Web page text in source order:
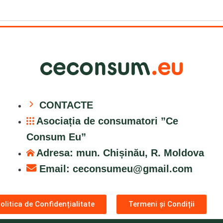
CONTACTE
Asociația de consumatori ”Ce
Consum Eu”
Adresa: mun. Chișinău, R. Moldova
Email:ceconsumeu@gmail.com
de Confidențialitate Termeni și Condiții